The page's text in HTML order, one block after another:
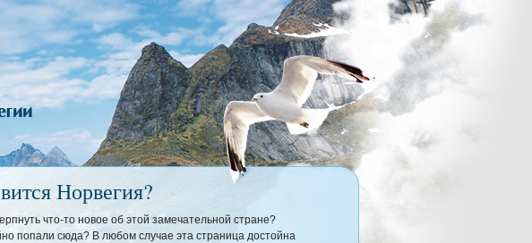
Норвегия?
что-то новое об этой замечательной стране?
попали сюда? В любом случае эта страница достойна